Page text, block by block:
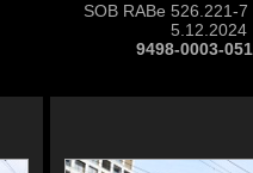
SOB RABe 526.221-
5.12.2024
9498-0003-